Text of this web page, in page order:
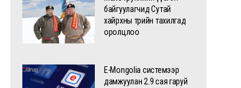
байгуулагчид Сутай
хайрхны төрийн тахилгад
оролцлоо
E-Mongolia системээр
дамжуулан 2.9 сая гаруй